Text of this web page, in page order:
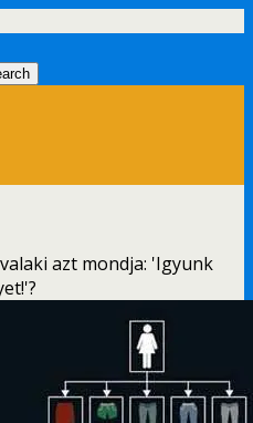
azt mondja: 'Igyunk